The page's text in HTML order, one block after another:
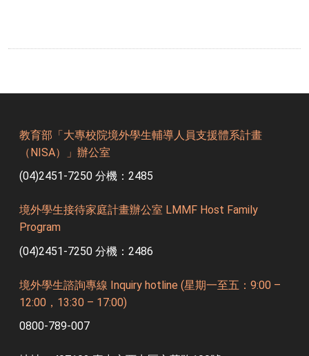
教育部「大專校院境外學生輔導人員支援體系計畫
（NISA）」辦公室
(04)2451-7250 分機：2485
境外學生接待家庭計畫辦公室 LMMF Host Family
Program
(04)2451-7250 分機：2486
境外學生諮詢專線 Inquiry hotline (星期一至五：9:00 –
12:00，13:30 – 17:00)
0800-789-007